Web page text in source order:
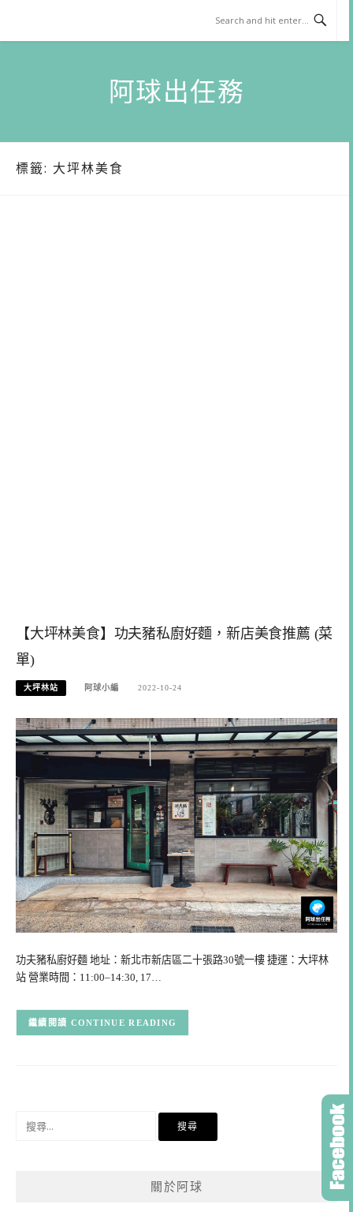
content
阿球出任務
標籤: 大坪林美食
【大坪林美食】功夫豬私廚好麵，新店美食推薦 (菜
單)
大坪林站 阿球小編 2022-10-24
功夫豬私廚好麵 地址：新北市新店區二十張路30號一樓 捷運：大坪林
站 營業時間：11:00–14:30, 17…
CONTINUE READING
關於阿球